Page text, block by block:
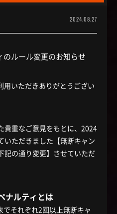
2024.08.27
ルール変更のお知らせ
いただきありがとうござい
貴重なご意見をもとに、2024
いただきました【無断キャン
記の通り変更】させていただ
ナルティとは
それぞれ2回以上無断キャ